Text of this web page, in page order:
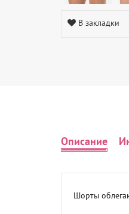
В закладки
Описание
Шорты